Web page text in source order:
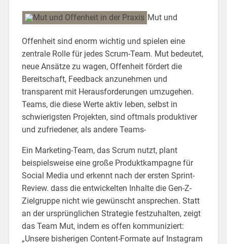
Mut und
Offenheit sind enorm wichtig und spielen eine
zentrale Rolle für jedes Scrum-Team. Mut bedeutet,
neue Ansätze zu wagen, Offenheit fördert die
Bereitschaft, Feedback anzunehmen und
transparent mit Herausforderungen umzugehen.
Teams, die diese Werte aktiv leben, selbst in
schwierigsten Projekten, sind oftmals produktiver
und zufriedener, als andere Teams-
Ein Marketing-Team, das Scrum nutzt, plant
beispielsweise eine große Produktkampagne für
Social Media und erkennt nach der ersten Sprint-
Review. dass die entwickelten Inhalte die Gen-Z-
Zielgruppe nicht wie gewünscht ansprechen. Statt
an der ursprünglichen Strategie festzuhalten, zeigt
das Team Mut, indem es offen kommuniziert:
„Unsere bisherigen Content-Formate auf Instagram